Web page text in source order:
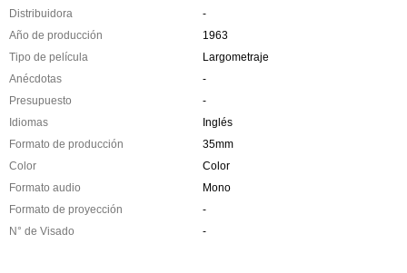
Distribuidora
-
Año de producción
1963
Tipo de película
Largometraje
Anécdotas
-
Presupuesto
-
Idiomas
Inglés
Formato de producción
35mm
Color
Color
Formato audio
Mono
Formato de proyección
-
N° de Visado
-